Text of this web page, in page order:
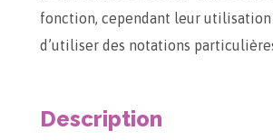
fonction, cependant leur utilisation
d’utiliser des notations
Description